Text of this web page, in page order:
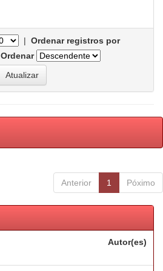
| Ordenar registros por
Ordenar
Anterior 1 Póximo
Autor(es)